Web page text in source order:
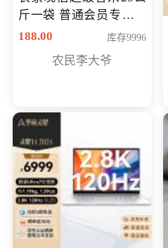
斤一袋 普通会员专享价
格178元
188.00 库存9996
农民李大爷